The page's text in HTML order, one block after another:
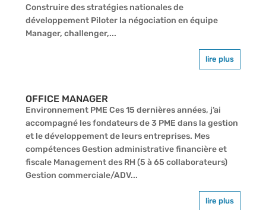
Construire des stratégies nationales de
développement Piloter la négociation en équipe
Manager, challenger,...
lire plus
OFFICE MANAGER
Environnement PME Ces 15 dernières années, j’ai
accompagné les fondateurs de 3 PME dans la gestion
et le développement de leurs entreprises. Mes
compétences Gestion administrative financière et
fiscale Management des RH (5 à 65 collaborateurs)
Gestion commerciale/ADV...
lire plus